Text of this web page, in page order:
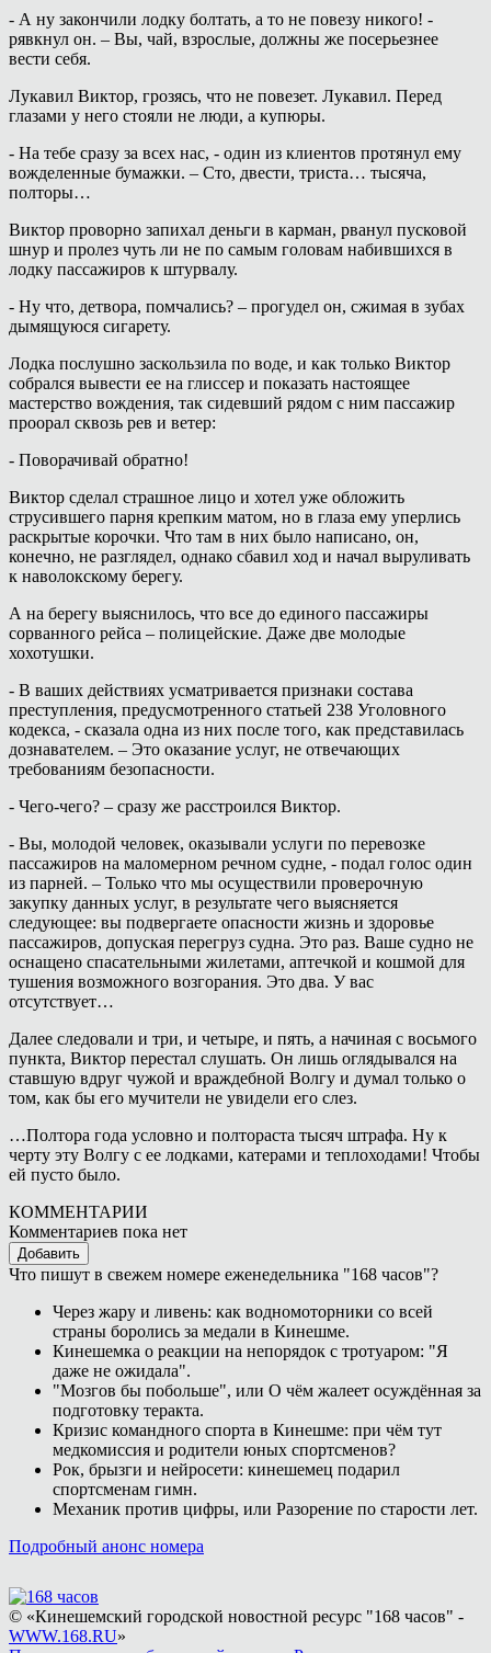
- А ну закончили лодку болтать, а то не повезу никого! -
рявкнул он. – Вы, чай, взрослые, должны же посерьезнее
вести себя.
Лукавил Виктор, грозясь, что не повезет. Лукавил. Перед
глазами у него стояли не люди, а купюры.
- На тебе сразу за всех нас, - один из клиентов протянул ему
вожделенные бумажки. – Сто, двести, триста… тысяча,
полторы…
Виктор проворно запихал деньги в карман, рванул пусковой
шнур и пролез чуть ли не по самым головам набившихся в
лодку пассажиров к штурвалу.
- Ну что, детвора, помчались? – прогудел он, сжимая в зубах
дымящуюся сигарету.
Лодка послушно заскользила по воде, и как только Виктор
собрался вывести ее на глиссер и показать настоящее
мастерство вождения, так сидевший рядом с ним пассажир
проорал сквозь рев и ветер:
- Поворачивай обратно!
Виктор сделал страшное лицо и хотел уже обложить
струсившего парня крепким матом, но в глаза ему уперлись
раскрытые корочки. Что там в них было написано, он,
конечно, не разглядел, однако сбавил ход и начал выруливать
к наволокскому берегу.
А на берегу выяснилось, что все до единого пассажиры
сорванного рейса – полицейские. Даже две молодые
хохотушки.
- В ваших действиях усматривается признаки состава
преступления, предусмотренного статьей 238 Уголовного
кодекса, - сказала одна из них после того, как представилась
дознавателем. – Это оказание услуг, не отвечающих
требованиям безопасности.
- Чего-чего? – сразу же расстроился Виктор.
- Вы, молодой человек, оказывали услуги по перевозке
пассажиров на маломерном речном судне, - подал голос один
из парней. – Только что мы осуществили проверочную
закупку данных услуг, в результате чего выясняется
следующее: вы подвергаете опасности жизнь и здоровье
пассажиров, допуская перегруз судна. Это раз. Ваше судно не
оснащено спасательными жилетами, аптечкой и кошмой для
тушения возможного возгорания. Это два. У вас
отсутствует…
Далее следовали и три, и четыре, и пять, а начиная с восьмого
пункта, Виктор перестал слушать. Он лишь оглядывался на
ставшую вдруг чужой и враждебной Волгу и думал только о
том, как бы его мучители не увидели его слез.
…Полтора года условно и полтораста тысяч штрафа. Ну к
черту эту Волгу с ее лодками, катерами и теплоходами! Чтобы
ей пусто было.
КОММЕНТАРИИ
Комментариев пока нет
Добавить
Что пишут в свежем номере еженедельника "168 часов"?
Через жару и ливень: как водномоторники со всей
страны боролись за медали в Кинешме.
Кинешемка о реакции на непорядок с тротуаром: "Я
даже не ожидала".
"Мозгов бы побольше", или О чём жалеет осуждённая за
подготовку теракта.
Кризис командного спорта в Кинешме: при чём тут
медкомиссия и родители юных спортсменов?
Рок, брызги и нейросети: кинешемец подарил
спортсменам гимн.
Механик против цифры, или Разорение по старости лет.
Подробный анонс номера
© «Кинешемский городской новостной ресурс "168 часов" -
WWW.168.RU»